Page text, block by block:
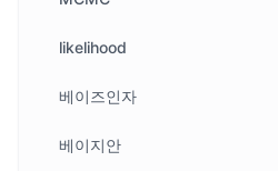
likelihood
베이즈인자
베이지안